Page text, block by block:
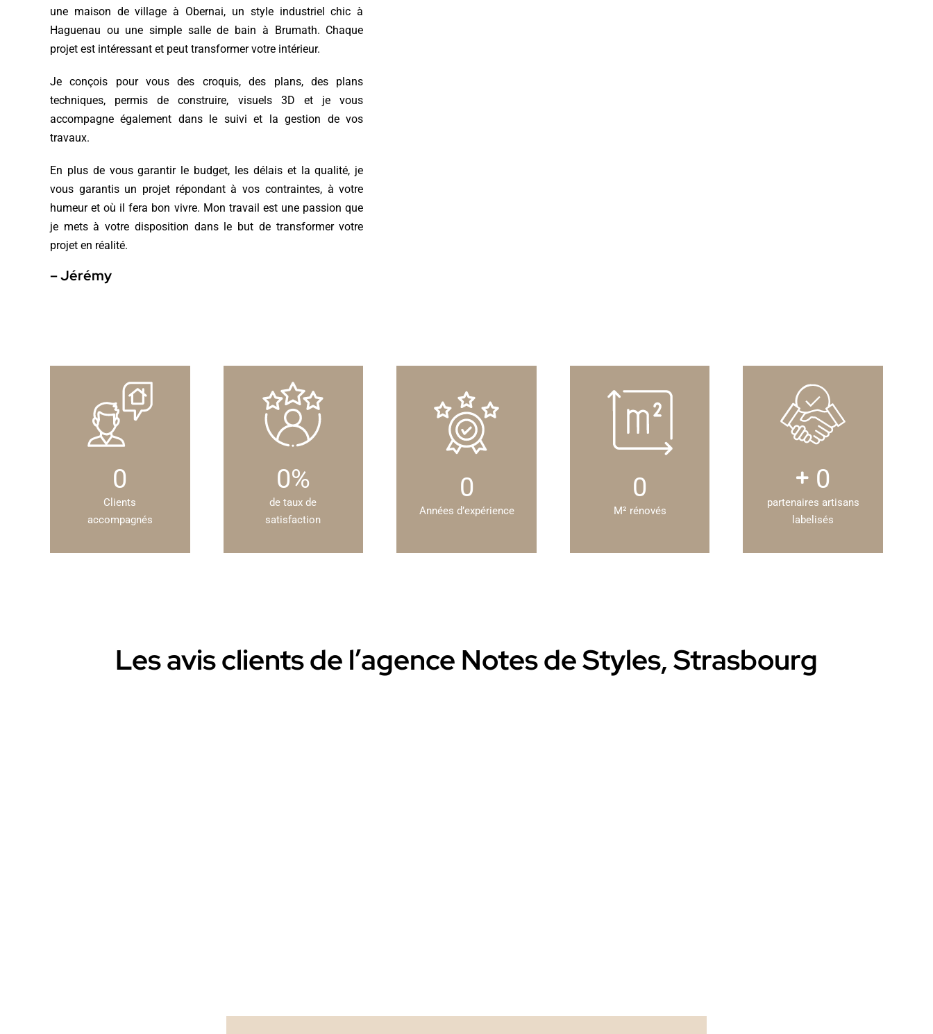
une maison de village à Obernai, un style industriel chic à
Haguenau ou une simple salle de bain à Brumath. Chaque
projet est intéressant et peut transformer votre intérieur.
Je conçois pour vous des croquis, des plans, des plans
techniques, permis de construire, visuels 3D et je vous
accompagne également dans le suivi et la gestion de vos
travaux.
En plus de vous garantir le budget, les délais et la qualité, je
vous garantis un projet répondant à vos contraintes, à votre
humeur et où il fera bon vivre. Mon travail est une passion que
je mets à votre disposition dans le but de transformer votre
projet en réalité.
– Jérémy
0
Clients
accompagnés
0%
de taux de
satisfaction
0
Années d’expérience
0
M² rénovés
0
partenaires artisans
labelisés
Les avis clients de l’agence Notes de Styles, Strasbourg